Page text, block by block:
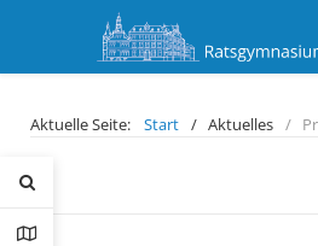
Aktuelle Seite: Start Aktuelles